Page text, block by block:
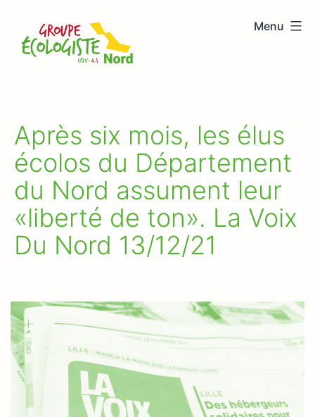
contenu
Groupe
Menu
Après six mois, les élus
écolos du Département
du Nord assument leur
«liberté de ton». La Voix
Du Nord 13/12/21